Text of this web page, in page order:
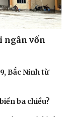
ngân vốn
Bắc Ninh từ
ba chiều?